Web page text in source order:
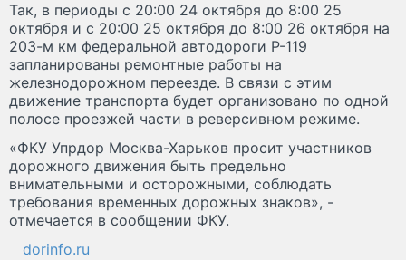
Так, в периоды с 20:00 24 октября до 8:00 25
октября и с 20:00 25 октября до 8:00 26 октября на
203-м км федеральной автодороги Р-119
запланированы ремонтные работы на
железнодорожном переезде. В связи с этим
движение транспорта будет организовано по одной
полосе проезжей части в реверсивном режиме.
«ФКУ Упрдор Москва-Харьков просит участников
дорожного движения быть предельно
внимательными и осторожными, соблюдать
требования временных дорожных знаков», -
отмечается в сообщении ФКУ.
dorinfo.ru